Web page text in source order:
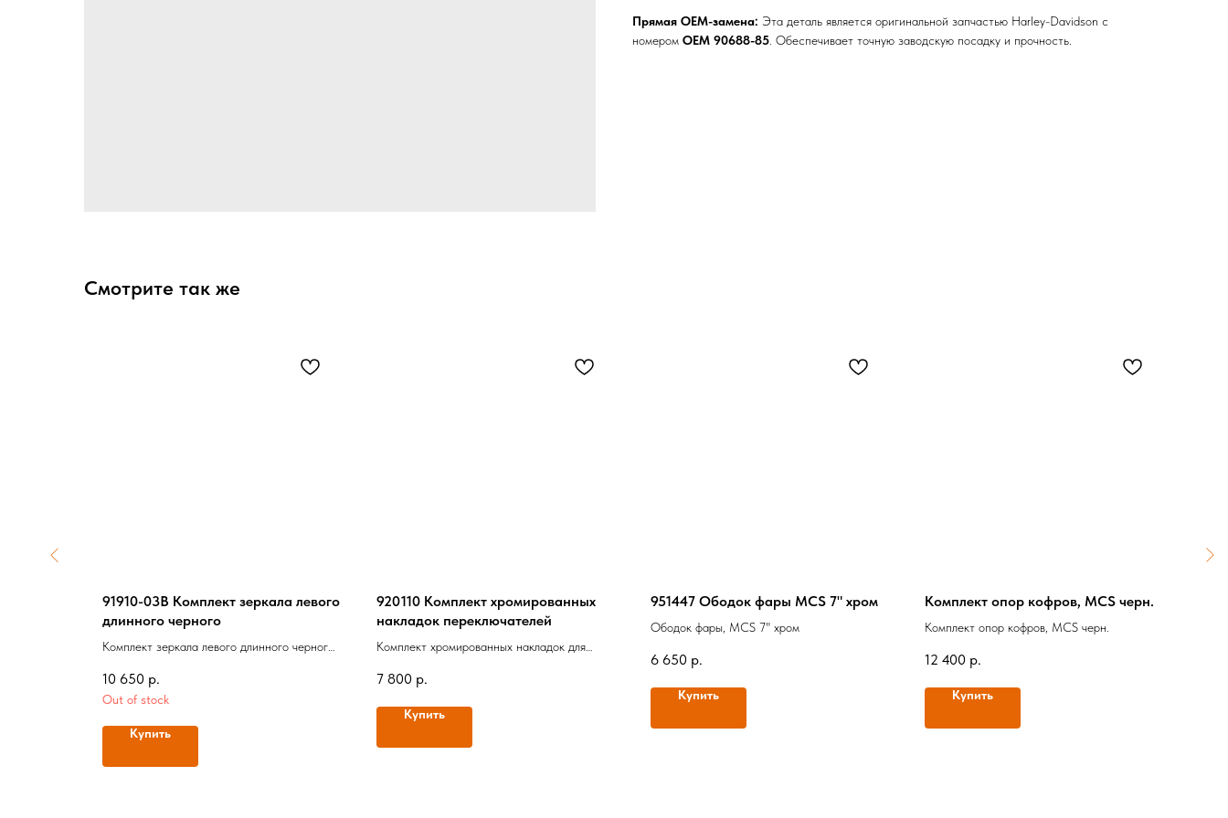
Прямая OEM-замена: Эта деталь является оригинальной запчастью Harley-Davidson с
номером OEM 90688-85 . Обеспечивает точную заводскую посадку и прочность.
Смотрите так же
91910-03B Комплект зеркала левого
длинного черного
Комплект зеркала левого длинного черного,
10 650 р.
Out of stock
Купить
920110 Комплект хромированных
накладок переключателей
Комплект хромированных накладок для
7 800 р.
Купить
951447 Ободок фары MCS 7" хром
Ободок фары, MCS 7" хром
6 650 р.
Купить
Комплект опор кофров, MCS черн.
Комплект опор кофров, MCS черн.
12 400 р.
Купить